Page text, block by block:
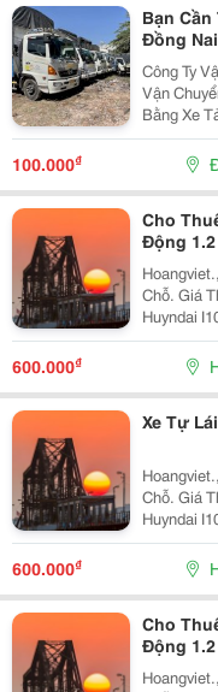
Bạn
Đồng
Công Ty
Vận
Bằng Xe
Hòa Đồng Nai. Rất Mong Được Tận
Khách
100.000₫
Cho
Động 1.2
Chỗ. Giá Thuê Xe Tự Lái: Getz Giá: 600.000 Đ/Ca.
Huyndai
Limo 2010 Giá:
Đ/Ca.
600.000₫
Xe Tự
Chỗ. Giá Thuê Xe Tự Lái: Getz Giá: 600.000 Đ/Ca.
Huyndai
Limo 2010 Giá:
Đ/Ca.
600.000₫
Cho
Động 1.2